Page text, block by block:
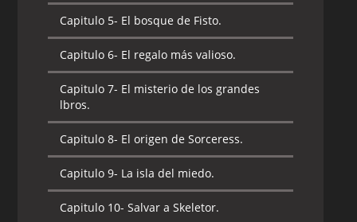
Capitulo 5-El demonio de Phantos.
Capitulo 6-La búsqueda de Teela.
Capitulo 7-Los másters del universo.
Capitulo 8-
Capitulo 9- La invasión de los dragones.
Capitulo 10-Un amigo en aprietos.
Capitulo 11- Las máscaras de poder.
Capitulo 5- El bosque de Fisto.
Capitulo 6- El regalo más valioso.
Capitulo 7- El misterio de los grandes
lbros.
Capitulo 8- El origen de Sorceress.
Capitulo 9- La isla del miedo.
Capitulo 10- Salvar a Skeletor.